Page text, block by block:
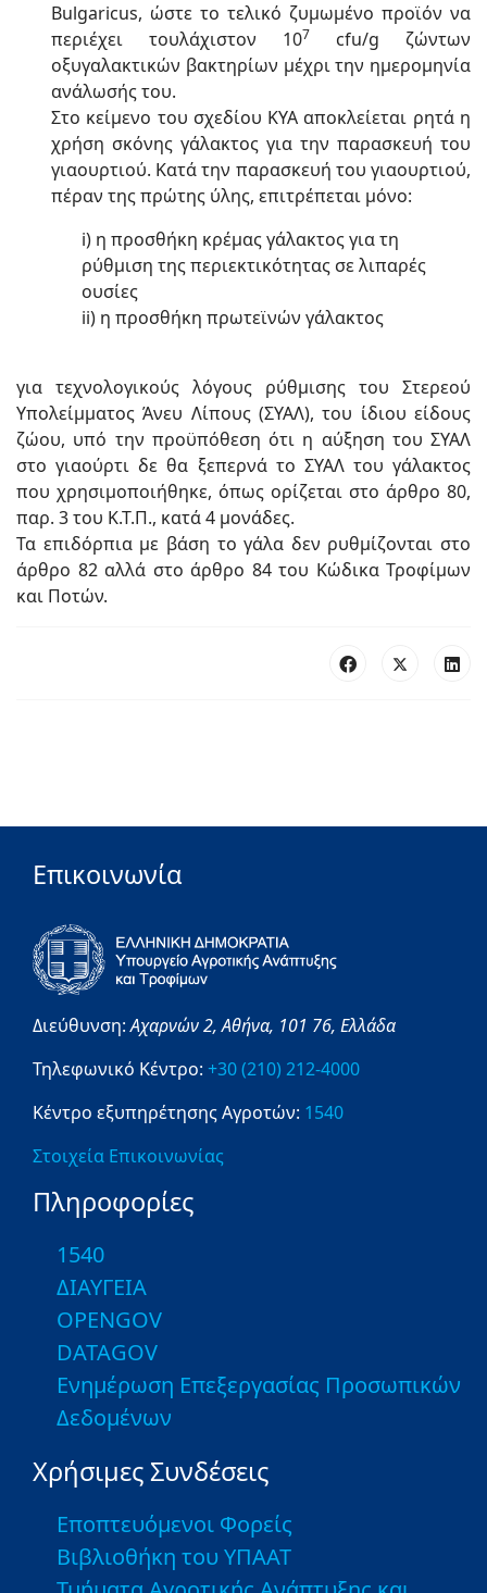
Bulgaricus, ώστε το τελικό ζυμωμένο προϊόν να
περιέχει τουλάχιστον 107 cfu/g ζώντων
οξυγαλακτικών βακτηρίων μέχρι την ημερομηνία
ανάλωσής του.
Στο κείμενο του σχεδίου ΚΥΑ αποκλείεται ρητά η
χρήση σκόνης γάλακτος για την παρασκευή του
γιαουρτιού. Κατά την παρασκευή του γιαουρτιού,
πέραν της πρώτης ύλης, επιτρέπεται μόνο:
i) η προσθήκη κρέμας γάλακτος για τη
ρύθμιση της περιεκτικότητας σε λιπαρές
ουσίες
ii) η προσθήκη πρωτεϊνών γάλακτος
για τεχνολογικούς λόγους ρύθμισης του Στερεού
Υπολείμματος Άνευ Λίπους (ΣΥΑΛ), του ίδιου είδους
ζώου, υπό την προϋπόθεση ότι η αύξηση του ΣΥΑΛ
στο γιαούρτι δε θα ξεπερνά το ΣΥΑΛ του γάλακτος
που χρησιμοποιήθηκε, όπως ορίζεται στο άρθρο 80,
παρ. 3 του Κ.Τ.Π., κατά 4 μονάδες.
Τα επιδόρπια με βάση το γάλα δεν ρυθμίζονται στο
άρθρο 82 αλλά στο άρθρο 84 του Κώδικα Τροφίμων
και Ποτών.
Επικοινωνία
Διεύθυνση:Αχαρνών 2,Αθήνα, 101 76, Ελλάδα
Τηλεφωνικό Κέντρο: +30 (210) 212-4000
Κέντρο εξυπηρέτησης Αγροτών: 1540
Στοιχεία Επικοινωνίας
Πληροφορίες
1540
ΔΙΑΥΓΕΙΑ
OPENGOV
DATAGOV
Ενημέρωση Επεξεργασίας Προσωπικών
Δεδομένων
Χρήσιμες Συνδέσεις
Εποπτευόμενοι Φορείς
Βιβλιοθήκη του ΥΠΑΑΤ